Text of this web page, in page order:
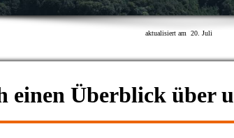
aktualisiert am 20. Juli
einen Überblick über